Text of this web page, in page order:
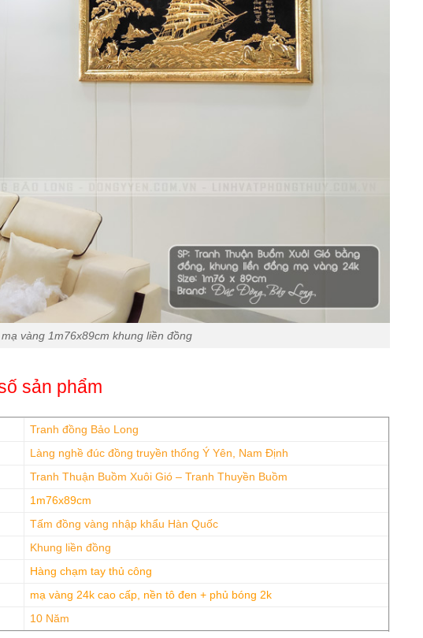
vàng 1m76x89cm khung liền đồng
sản phẩm
Tranh đồng Bảo Long
Làng nghề đúc đồng truyền thống Ý Yên, Nam Định
Tranh Thuận Buồm Xuôi Gió – Tranh Thuyền Buồm
1m76x89cm
Tấm đồng vàng nhập khẩu Hàn Quốc
Khung liền đồng
Hàng chạm tay thủ công
mạ vàng 24k cao cấp, nền tô đen + phủ bóng 2k
10 Năm